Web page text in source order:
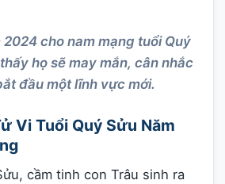
cho nam mạng tuổi Quý
họ sẽ may mắn, cân nhắc
đầu một lĩnh vực mới.
Vi Tuổi Quý Sửu Năm
cầm tinh con Trâu sinh ra